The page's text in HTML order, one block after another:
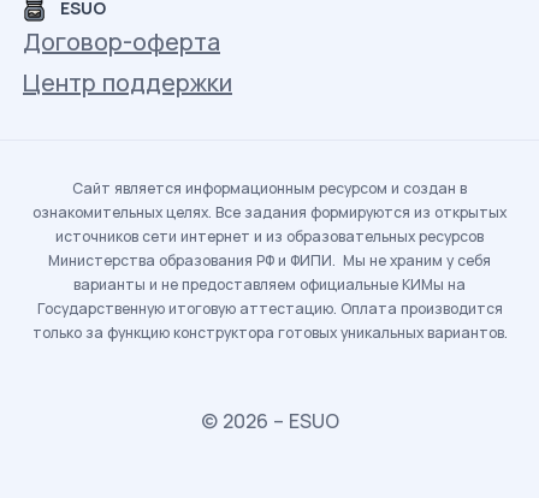
ESUO
Договор-оферта
Центр поддержки
Сайт является информационным ресурсом и создан в
ознакомительных целях. Все задания формируются из открытых
источников сети интернет и из образовательных ресурсов
Министерства образования РФ и ФИПИ. Мы не храним у себя
варианты и не предоставляем официальные КИМы на
Государственную итоговую аттестацию. Оплата производится
только за функцию конструктора готовых уникальных вариантов.
© 2026 – ESUO